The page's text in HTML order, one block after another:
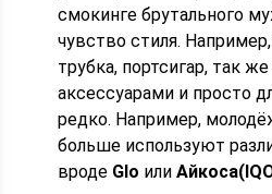
смокинге брутального
чувство стиля.
трубка, портсигар, так
аксессуарами и просто
редко. Например,
больше используют
вроде Glo или